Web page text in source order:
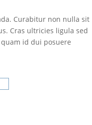
Curabitur non nulla sit
Cras ultricies ligula sed
id dui posuere